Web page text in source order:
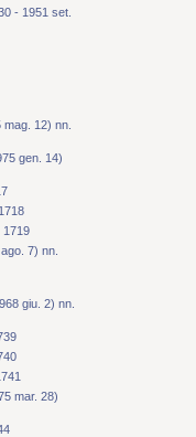
- 1951 set.
12) nn.
gen. 14)
1719
7) nn.
giu. 2) nn.
mar. 28)